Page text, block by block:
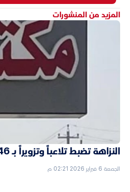
المزيد من المنشورات
النزاهة تضبط تلاعباً وتزويراً بـ 46 إضبارة في دائرة الحماية الاجتماعية بالأنبار
الجمعة 6 فبراير 2026 02:21 م